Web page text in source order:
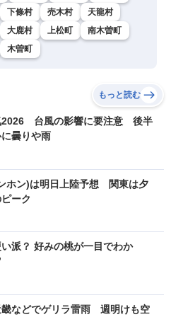
下條村 売木村
天龍村
大鹿村 上松町
南木曽町
木曽町
もっと読む
2026 台風の影響に要注意 後半
曇りや雨
ホン)は明日上陸予想 関東は夕
ーク
派？ 好みの桃が一目でわか
畿などでゲリラ雷雨 週明けも空